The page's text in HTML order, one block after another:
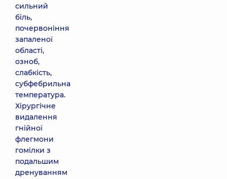
сильний
біль,
почервоніння
запаленої
області,
озноб,
слабкість,
субфебрильна
температура.
Хірургічне
видалення
гнійної
флегмони
гомілки з
подальшим
дренуванням